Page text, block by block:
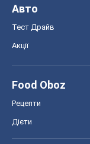
Авто
Тест Драйв
Акції
Food Oboz
Рецепти
Дієти